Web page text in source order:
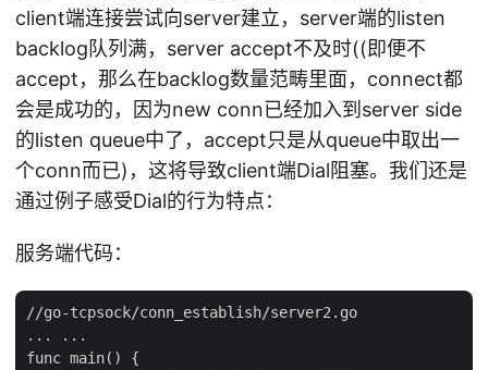
client端连接尝试向server建立，server端的listen
backlog队列满，server accept不及时((即便不
accept，那么在backlog数量范畴里面，connect都
会是成功的，因为new conn已经加入到server side
的listen queue中了，accept只是从queue中取出一
个conn而已)，这将导致client端Dial阻塞。我们还是
通过例子感受Dial的行为特点：
服务端代码：
//go-tcpsock/conn_establish/server2.go
... ...
func main() {